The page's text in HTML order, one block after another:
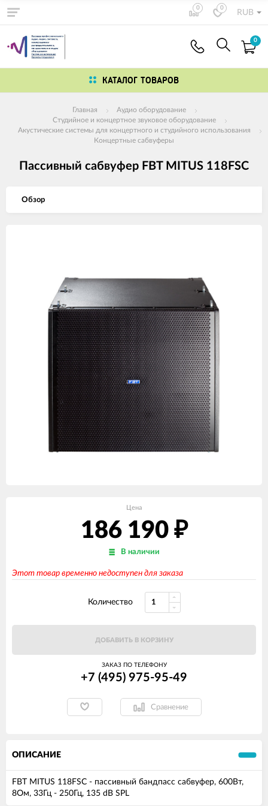
0 0
RUB
0
КАТАЛОГ ТОВАРОВ
Главная
Аудио оборудование
Студийное и концертное звуковое оборудование
Акустические системы для концертного и студийного использования
Концертные сабвуферы
Пассивный сабвуфер FBT MITUS 118FSC
Обзор
Цена
186 190 ₽
В наличии
Этот товар временно недоступен для заказа
Количество
ДОБАВИТЬ В КОРЗИНУ
ЗАКАЗ ПО ТЕЛЕФОНУ
+7 (495) 975-95-49
Сравнение
ОПИСАНИЕ
FBT MITUS 118FSC - пассивный бандпасс сабвуфер, 600Вт,
8Ом, 33Гц - 250Гц, 135 dB SPL